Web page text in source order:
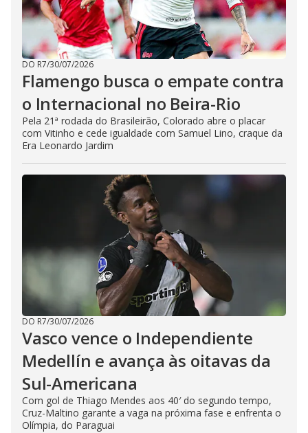
DO R7/30/07/2026
Flamengo busca o empate contra
o Internacional no Beira-Rio
Pela 21ª rodada do Brasileirão, Colorado abre o placar
com Vitinho e cede igualdade com Samuel Lino, craque da
Era Leonardo Jardim
DO R7/30/07/2026
Vasco vence o Independiente
Medellín e avança às oitavas da
Sul-Americana
Com gol de Thiago Mendes aos 40′ do segundo tempo,
Cruz-Maltino garante a vaga na próxima fase e enfrenta o
Olímpia, do Paraguai